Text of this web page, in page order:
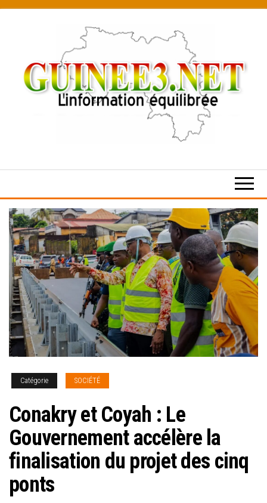
content
Catégorie SOCIÉTÉ
Conakry et Coyah : Le
Gouvernement accélère la
finalisation du projet des cinq
ponts